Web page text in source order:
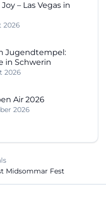
– Las Vegas in
2026
Jugendtempel:
in Schwerin
2026
Air 2026
2026
Midsommar Fest